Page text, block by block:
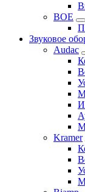
BOE
Звуковое
Audac
Kramer